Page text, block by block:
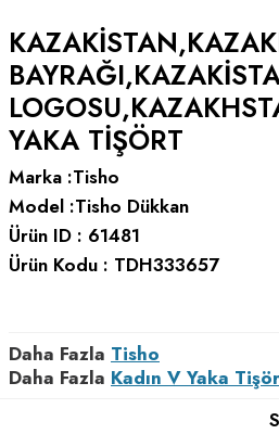
YAKA TIŞÖRT
Marka :Tisho
Model :Tisho Dükkan
Ürün ID : 61481
Ürün Kodu : TDH333657
Daha Fazla Tisho
Daha Fazla Kadın V Yaka